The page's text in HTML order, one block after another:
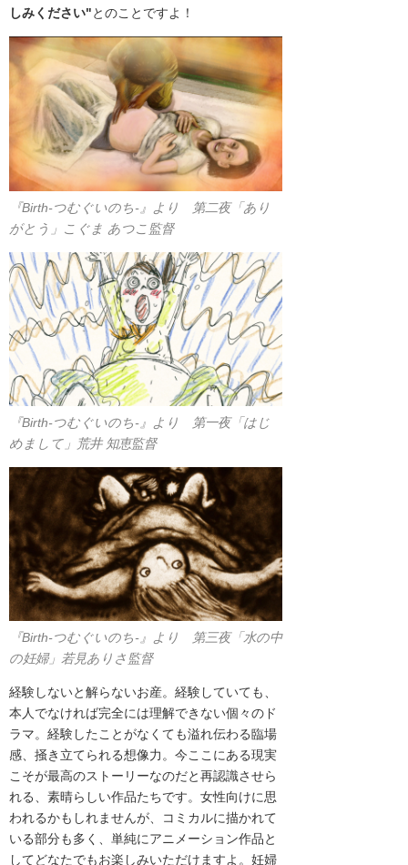
しみください"とのことですよ！
『Birth-つむぐいのち-』より
第二夜「あり
がとう」こぐま あつこ 監督
『Birth-つむぐいのち-』より 第一夜「はじ
めまして」荒井 知恵監督
『Birth-つむぐいのち-』より
第三夜「水の中
の妊婦」若見ありさ監督
経験しないと解らないお産。経験していても、
本人でなければ完全には理解できない個々のド
ラマ。経験したことがなくても溢れ伝わる臨場
感、掻き立てられる想像力。今ここにある現実
こそが最高のストーリーなのだと再認識させら
れる、素晴らしい作品たちです。 女性向けに思
われるかもしれませんが、コミカルに描かれて
いる部分も多く、単純にアニメーション作品と
してどなたでもお楽しみいただけますよ。妊婦